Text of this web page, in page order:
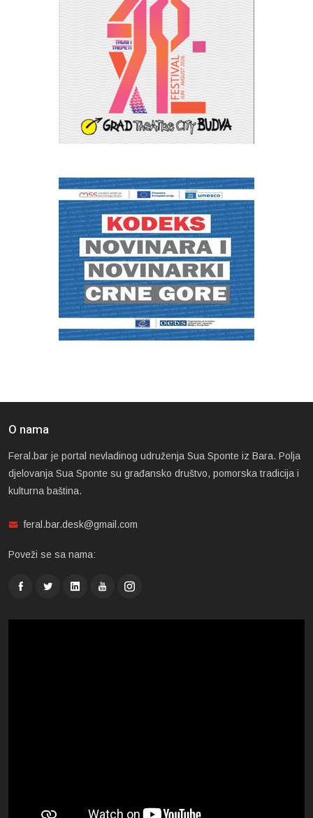
O nama
Feral.bar je portal nevladinog udruženja Sua Sponte iz Bara. Polja
djelovanja Sua Sponte su građansko društvo, pomorska tradicija i
kulturna baština.
feral.bar.desk@gmail.com
Poveži se sa nama: